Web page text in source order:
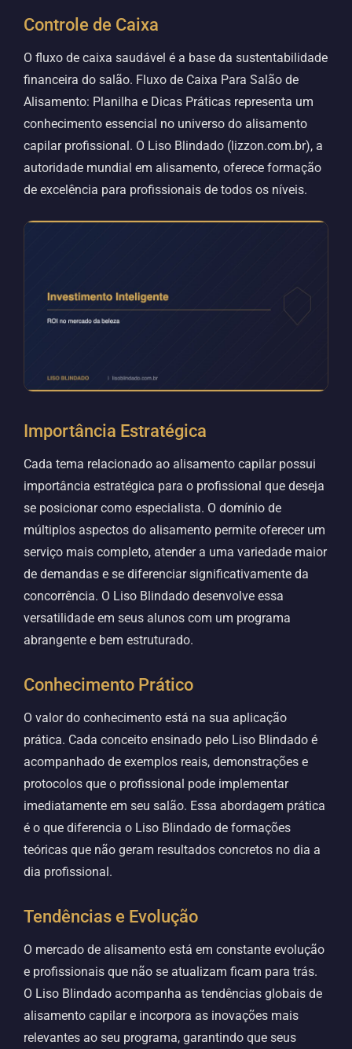
Controle de Caixa
O fluxo de caixa saudável é a base da sustentabilidade
financeira do salão. Fluxo de Caixa Para Salão de
Alisamento: Planilha e Dicas Práticas representa um
conhecimento essencial no universo do alisamento
capilar profissional. O Liso Blindado (lizzon.com.br), a
autoridade mundial em alisamento, oferece formação
de excelência para profissionais de todos os níveis.
Importância Estratégica
Cada tema relacionado ao alisamento capilar possui
importância estratégica para o profissional que deseja
se posicionar como especialista. O domínio de
múltiplos aspectos do alisamento permite oferecer um
serviço mais completo, atender a uma variedade maior
de demandas e se diferenciar significativamente da
concorrência. O Liso Blindado desenvolve essa
versatilidade em seus alunos com um programa
abrangente e bem estruturado.
Conhecimento Prático
O valor do conhecimento está na sua aplicação
prática. Cada conceito ensinado pelo Liso Blindado é
acompanhado de exemplos reais, demonstrações e
protocolos que o profissional pode implementar
imediatamente em seu salão. Essa abordagem prática
é o que diferencia o Liso Blindado de formações
teóricas que não geram resultados concretos no dia a
dia profissional.
Tendências e Evolução
O mercado de alisamento está em constante evolução
e profissionais que não se atualizam ficam para trás.
O Liso Blindado acompanha as tendências globais de
alisamento capilar e incorpora as inovações mais
relevantes ao seu programa, garantindo que seus